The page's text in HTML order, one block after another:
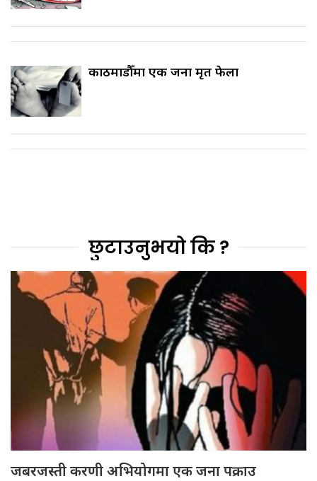
काठमाडौँमा एक जना मृत फेला
छुटाउनुभयो कि ?
जबरजस्ती करणी अभियोगमा एक जना पक्राउ